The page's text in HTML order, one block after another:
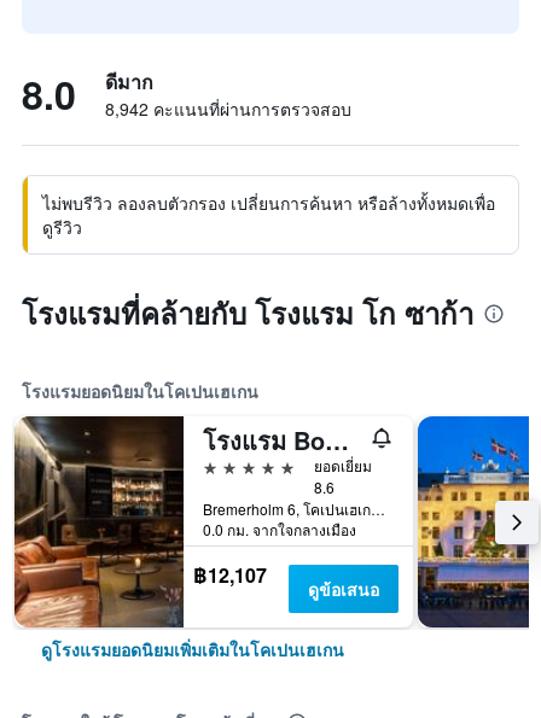
8.0 ดีมาก
8,942 คะแนนที่ผ่านการตรวจสอบ
ไม่พบรีวิว ลองลบตัวกรอง เปลี่ยนการค้นหา หรือล้างทั้งหมดเพื่อ
ดูรีวิว
โรงแรมที่คล้ายกับ โรงแรม โก ซาก้า
โรงแรมยอดนิยมในโคเปนเฮเกน
โรงแรม Boutique Hotel Herman K
5 ดาว
ยอดเยี่ยม
8.6
Bremerholm 6, โคเปนเฮเกน, โคเปนเฮเกน, เดนมาร์ก
0.0 กม. จากใจกลางเมือง
฿12,107 ดูข้อเสนอ
ดูโรงแรมยอดนิยมเพิ่มเติมในโคเปนเฮเกน